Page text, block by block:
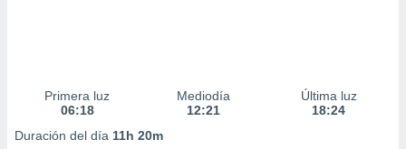
Primera luz
06:18
Mediodía
12:21
Última luz
18:24
Duración del día 11h 20m